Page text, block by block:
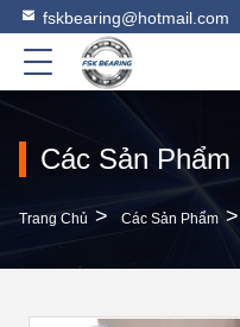
fskbearing@hotmail.com
Các Sản Phẩm
Trang Chủ > Các Sản Phẩm >